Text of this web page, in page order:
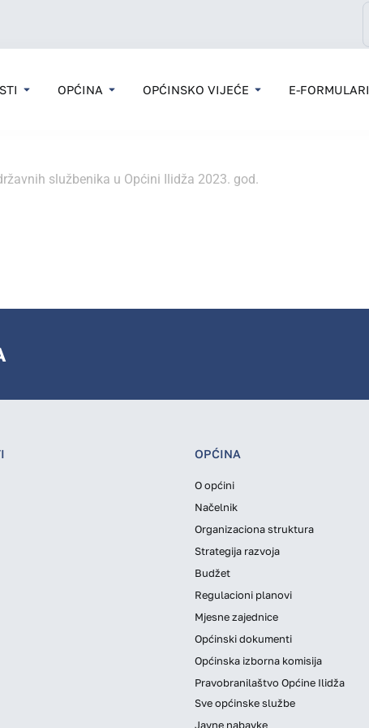
OPĆINA OPĆINSKO VIJEĆE E-FORMULARI
službenika u Općini Ilidža 2023. god.
OPĆINA
O općini
Načelnik
Organizaciona struktura
Strategija razvoja
Budžet
Regulacioni planovi
Mjesne zajednice
Općinski dokumenti
Općinska izborna komisija
Pravobranilaštvo Općine Ilidža
Sve općinske službe
Javne nabavke